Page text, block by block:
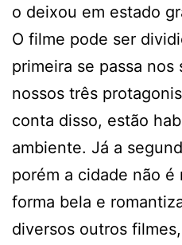
o deixou em estado
O filme pode ser
primeira se passa nos
nossos três
conta disso, estão
ambiente. Já a
porém a cidade não é
forma bela e
diversos outros